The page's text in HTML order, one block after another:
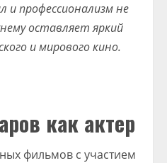
и профессионализм не
оставляет яркий
и мирового кино.
как актер
фильмов с участием